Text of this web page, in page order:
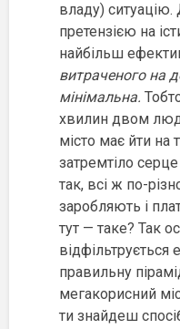
владу) ситуацію.
претензією на
найбільш
витраченого на
мінімальна.
хвилин двом
місто має йти на
затремтіло
так, всі ж по-
заробляють і
тут — таке? Так
правильну
мегакорисний
ти знайдеш